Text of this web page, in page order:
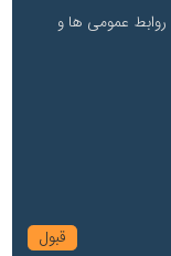
عمومی ها و